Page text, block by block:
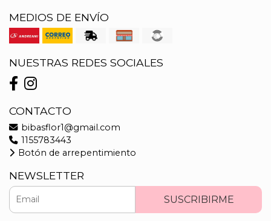
MEDIOS DE ENVÍO
NUESTRAS REDES SOCIALES
CONTACTO
bibasflor1@gmail.com
1155783443
Botón de arrepentimiento
NEWSLETTER
SUSCRIBIRME